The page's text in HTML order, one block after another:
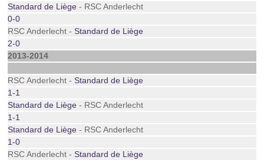
Standard de Liège - RSC Anderlecht
0-0
RSC Anderlecht -Standard de Liège
2-0
2013-2014
RSC Anderlecht -Standard de Liège
1-1
Standard de Liège - RSC Anderlecht
1-1
Standard de Liège - RSC Anderlecht
1-0
RSC Anderlecht -Standard de Liège